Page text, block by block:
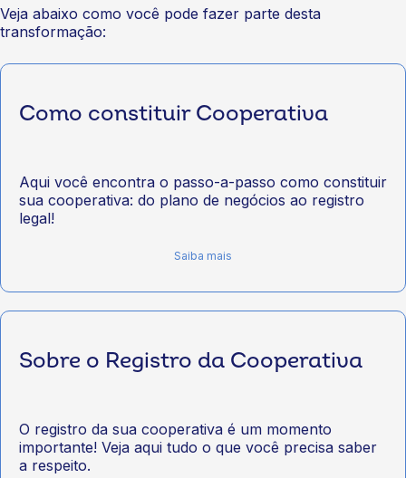
Veja abaixo como você pode fazer parte desta
transformação:
Como constituir Cooperativa
Aqui você encontra o passo-a-passo como constituir
sua cooperativa: do plano de negócios ao registro
legal!
Saiba mais
Sobre o Registro da Cooperativa
O registro da sua cooperativa é um momento
importante! Veja aqui tudo o que você precisa saber
a respeito.